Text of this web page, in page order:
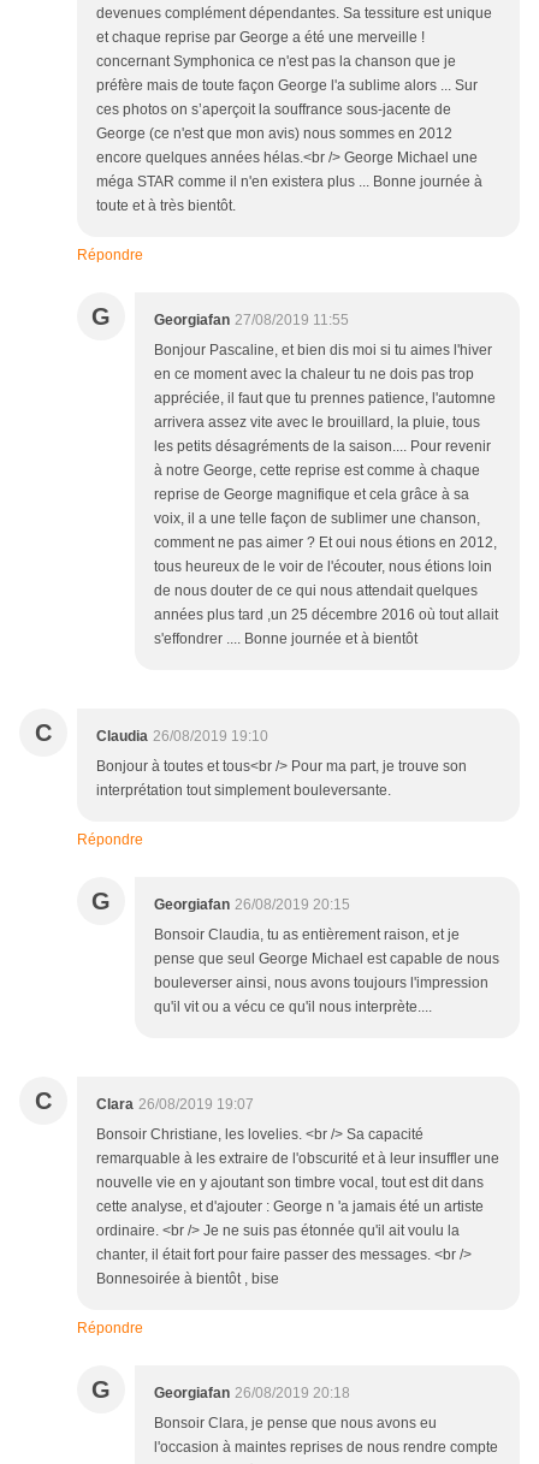
devenues complément dépendantes. Sa tessiture est unique
et chaque reprise par George a été une merveille !
concernant Symphonica ce n'est pas la chanson que je
préfère mais de toute façon George l'a sublime alors ... Sur
ces photos on s’aperçoit la souffrance sous-jacente de
George (ce n'est que mon avis) nous sommes en 2012
encore quelques années hélas.<br /> George Michael une
méga STAR comme il n'en existera plus ... Bonne journée à
toute et à très bientôt.
Répondre
G Georgiafan 27/08/2019 11:55
Bonjour Pascaline, et bien dis moi si tu aimes l'hiver
en ce moment avec la chaleur tu ne dois pas trop
appréciée, il faut que tu prennes patience, l'automne
arrivera assez vite avec le brouillard, la pluie, tous
les petits désagréments de la saison.... Pour revenir
à notre George, cette reprise est comme à chaque
reprise de George magnifique et cela grâce à sa
voix, il a une telle façon de sublimer une chanson,
comment ne pas aimer ? Et oui nous étions en 2012,
tous heureux de le voir de l'écouter, nous étions loin
de nous douter de ce qui nous attendait quelques
années plus tard ,un 25 décembre 2016 où tout allait
s'effondrer .... Bonne journée et à bientôt
C Claudia 26/08/2019 19:10
Bonjour à toutes et tous<br /> Pour ma part, je trouve son
interprétation tout simplement bouleversante.
Répondre
G Georgiafan 26/08/2019 20:15
Bonsoir Claudia, tu as entièrement raison, et je
pense que seul George Michael est capable de nous
bouleverser ainsi, nous avons toujours l'impression
qu'il vit ou a vécu ce qu'il nous interprète....
C Clara 26/08/2019 19:07
Bonsoir Christiane, les lovelies. <br /> Sa capacité
remarquable à les extraire de l'obscurité et à leur insuffler une
nouvelle vie en y ajoutant son timbre vocal, tout est dit dans
cette analyse, et d'ajouter : George n 'a jamais été un artiste
ordinaire. <br /> Je ne suis pas étonnée qu'il ait voulu la
chanter, il était fort pour faire passer des messages. <br />
Bonnesoirée à bientôt , bise
Répondre
G Georgiafan 26/08/2019 20:18
Bonsoir Clara, je pense que nous avons eu
l'occasion à maintes reprises de nous rendre compte